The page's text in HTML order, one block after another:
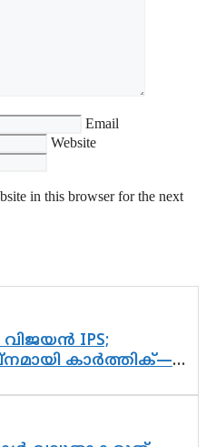
Email
Website
in this browser for the next
IPS;
കാർത്തിക്—
ഹോം’
കുടുങ്ങി!